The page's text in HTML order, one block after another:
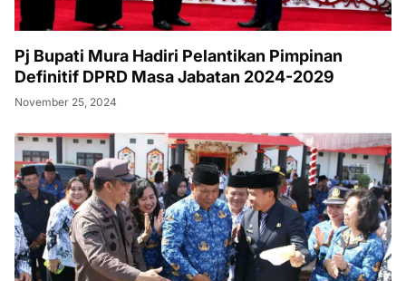
Pj Bupati Mura Hadiri Pelantikan Pimpinan
Definitif DPRD Masa Jabatan 2024-2029
November 25, 2024